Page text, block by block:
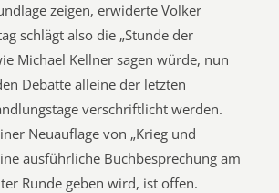
zeigen, erwiderte Volker
schlägt also die „Stunde der
Michael Kellner sagen würde, nun
Debatte alleine der letzten
verschriftlicht werden.
Neuauflage von „Krieg und
ausführliche Buchbesprechung am
Runde geben wird, ist offen.